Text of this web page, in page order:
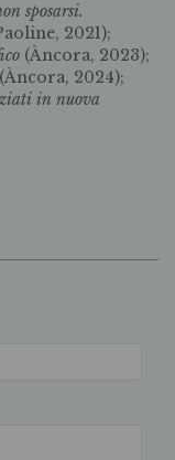
sposarsi.
2021);
(Àncora, 2023);
(Àncora, 2024);
in nuova